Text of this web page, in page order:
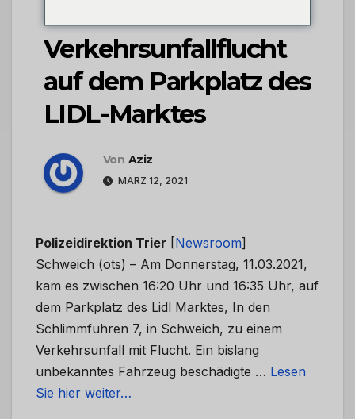
POL-PDTR:
Verkehrsunfallflucht
auf dem Parkplatz des
LIDL-Marktes
Von Aziz
MÄRZ 12, 2021
Polizeidirektion Trier [Newsroom]
Schweich (ots) – Am Donnerstag, 11.03.2021,
kam es zwischen 16:20 Uhr und 16:35 Uhr, auf
dem Parkplatz des Lidl Marktes, In den
Schlimmfuhren 7, in Schweich, zu einem
Verkehrsunfall mit Flucht. Ein bislang
unbekanntes Fahrzeug beschädigte … Lesen
Sie hier weiter…